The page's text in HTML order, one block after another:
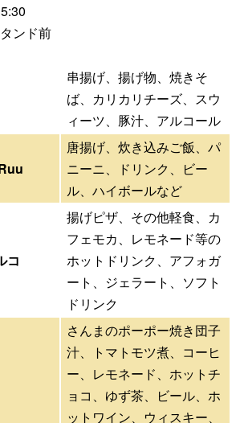
ンド前
串揚げ、揚げ物、焼きそ
ば、カリカリチーズ、スウ
ィーツ、豚汁、アルコール
唐揚げ、炊き込みご飯、パ
ニーニ、ドリンク、ビー
ル、ハイボールなど
コ
揚げピザ、その他軽食、カ
フェモカ、レモネード等の
ホットドリンク、アフォガ
ート、ジェラート、ソフト
ドリンク
さんまのポーポー焼き団子
汁、トマトモツ煮、コーヒ
ー、レモネード、ホットチ
ョコ、ゆず茶、ビール、ホ
ットワイン、ウィスキー、